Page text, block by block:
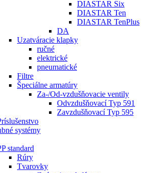
DIASTAR Six
DIASTAR Ten
DIASTAR TenPlus
DA
Uzatváracie klapky
ručné
elektrické
pneumatické
Filtre
Špeciálne armatúry
Za-/Od-vzdušňovacie ventily
Odvzdušňovací Typ 591
Zavzdušňovací Typ 595
systémy
standard
Rúry
Tvarovky